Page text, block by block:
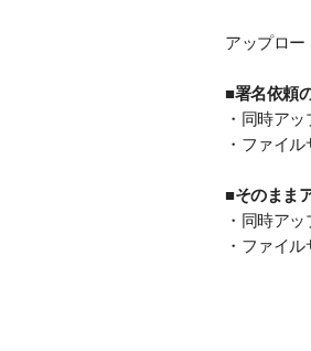
アップロー
■署名依頼
・同時ア
・ファイ
■そのまま
・同時ア
・ファイ